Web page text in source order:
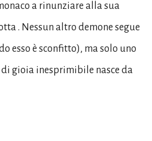
a rinunziare alla sua
. Nessun altro demone segue
esso è sconfitto), ma solo uno
gioia inesprimibile nasce da